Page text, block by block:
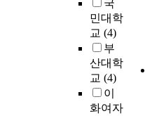
국
민대학
교 (4)
부
산대학
교 (4)
이
화여자